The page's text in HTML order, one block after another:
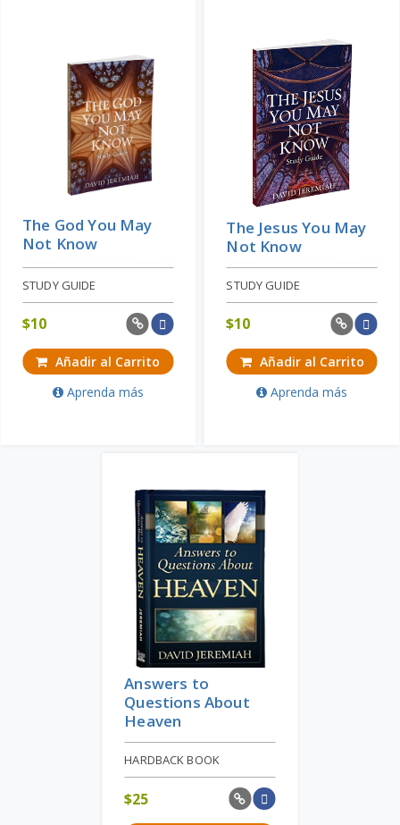
The God You May
Not Know
STUDY GUIDE
$10
Añadir al Carrito
Aprenda más
The Jesus You May
Not Know
STUDY GUIDE
$10
Añadir al Carrito
Aprenda más
Answers to
Questions About
Heaven
HARDBACK BOOK
$25